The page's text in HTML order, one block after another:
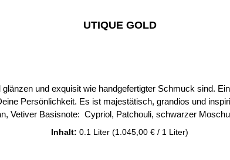
UTIQUE GOLD
und exquisit wie handgefertigter Schmuck sind.
grandios und inspirierend. Charakteristisch: luxuriös, vornehm
erhalten Sie nur Original Parfum´s der FM Group by
Inhalt: 0.1 Liter (1.045,00 € / 1 Liter)